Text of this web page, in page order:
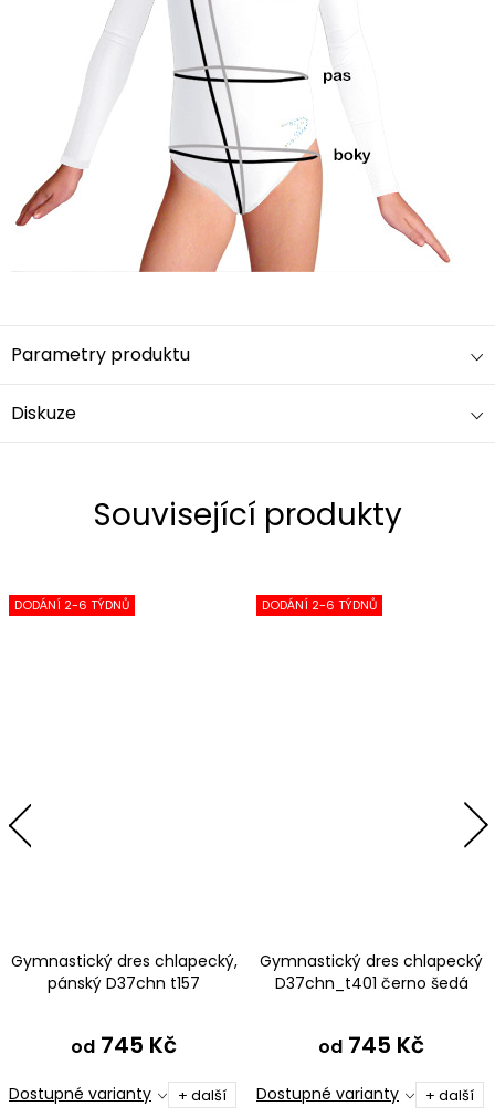
Parametry produktu
Diskuze
Související produkty
DODÁNÍ 2-6 TÝDNŮ
Gymnastický dres chlapecký,
pánský D37chn t157
od 745 Kč
Dostupné varianty + další
DODÁNÍ 2-6 TÝDNŮ
Gymnastický dres chlapecký
D37chn_t401 černo šedá
od 745 Kč
Dostupné varianty + další